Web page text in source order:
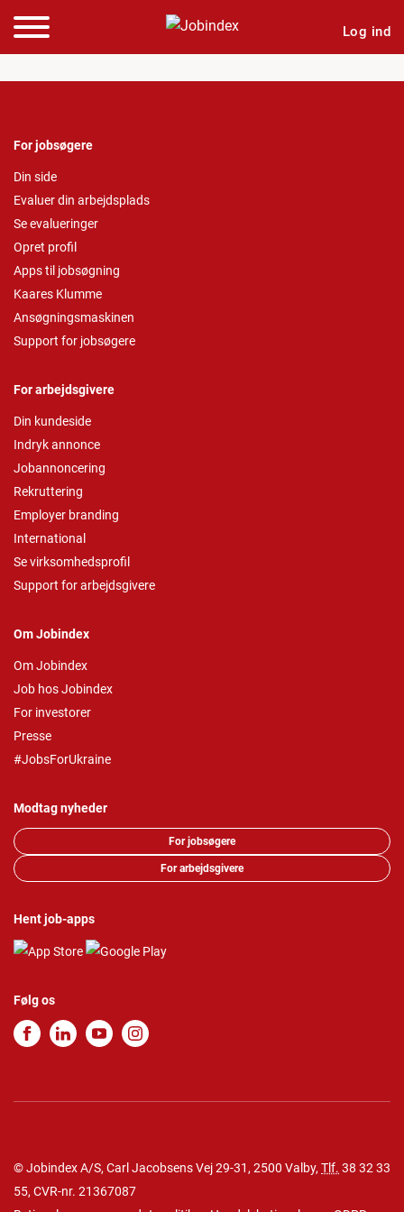
Log ind
For jobsøgere
Din side
Evaluer din arbejdsplads
Se evalueringer
Opret profil
Apps til jobsøgning
Kaares Klumme
Ansøgningsmaskinen
Support for jobsøgere
For arbejdsgivere
Din kundeside
Indryk annonce
Jobannoncering
Rekruttering
Employer branding
International
Se virksomhedsprofil
Support for arbejdsgivere
Om Jobindex
Om Jobindex
Job hos Jobindex
For investorer
Presse
#JobsForUkraine
Modtag nyheder
For jobsøgere
For arbejdsgivere
Hent job-apps
Følg os
© Jobindex A/S, Carl Jacobsens Vej 29-31, 2500 Valby, Tlf. 38 32 33
55, CVR-nr. 21367087